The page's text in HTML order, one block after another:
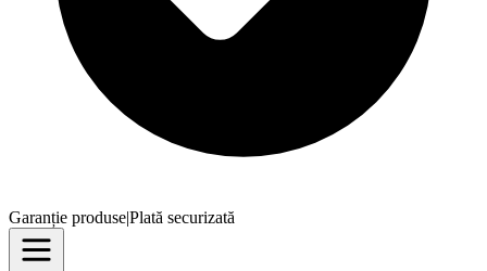
Garanție produse|Plată securizată